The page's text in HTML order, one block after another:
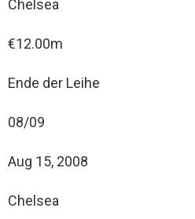
Chelsea
€12.00m
Ende der Leihe
08/09
Aug 15, 2008
Chelsea